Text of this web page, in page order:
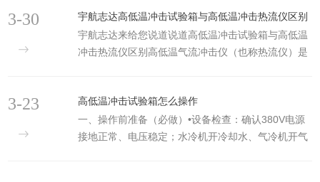
率超80%；节能化：采用环保冷媒、高效...
关重要。那么，为什么这类设备必须进行3Q认证？宇
航志达为您深入解析。什么是3Q认证？3Q认证是制
药行业设备验证的核心组成部分，具体包括以下三个
定和用户的需求。简单来说，就是确保设备“装对
了”。2.运行确...
宇航志达高低温冲击试验箱与高低温冲击热流仪区别
宇航志达来给您说道说道高低温冲击试验箱与高低温
冲击热流仪区别高低温气流冲击仪（也称热流仪）是
对单个元件实现每秒超过10度的极速温度冲击，效率
远超传统试验箱。核心参数与性能不同型号的主要差
异在温度范围、气流流量和转换速度上，以下是行业
3-30
高低温冲击试验箱怎么操作
一、操作前准备（必做）•设备检查：确认380V电源
接地正常、电压稳定；水冷机开冷却水、气冷机开气
3-23